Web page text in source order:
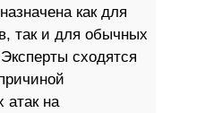
как для
так и для обычных
сходятся
атак на